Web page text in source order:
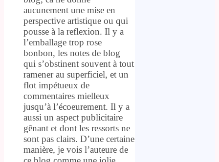
aucunement une mise en
perspective artistique ou qui
pousse à la reflexion. Il y a
l’emballage trop rose
bonbon, les notes de blog
qui s’obstinent souvent à tout
ramener au superficiel, et un
flot impétueux de
commentaires mielleux
jusqu’à l’écoeurement. Il y a
aussi un aspect publicitaire
gênant et dont les ressorts ne
sont pas clairs. D’une certaine
manière, je vois l’auteure de